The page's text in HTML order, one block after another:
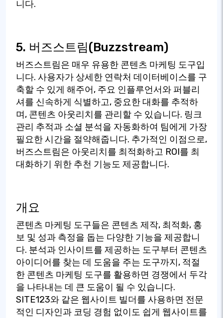
니다.
5. 버즈스트림(Buzzstream)
버즈스트림은 매우 유용한 콘텐츠 마케팅 도구입
니다. 사용자가 상세한 연락처 데이터베이스를 구
축할 수 있게 해주어, 주요 인플루언서와 퍼블리
셔를 신속하게 식별하고, 중요한 대화를 추적하
며, 콘텐츠 아웃리치를 관리할 수 있습니다. 링크
관리 추적과 소셜 분석을 자동화하여 팀에게 가장
필요한 시간을 절약해줍니다. 추가적인 이점으로,
버즈스트림은 아웃리치를 최적화하고 ROI를 최
대화하기 위한 추천 기능도 제공합니다.
개요
콘텐츠 마케팅 도구들은 콘텐츠 제작, 최적화, 홍
보 및 성과 측정을 돕는 다양한 기능을 제공합니
다. 분석과 인사이트를 제공하는 도구부터 콘텐츠
아이디어를 찾는 데 도움을 주는 도구까지, 적절
한 콘텐츠 마케팅 도구를 활용하면 경쟁에서 두각
을 나타내는 데 큰 도움이 될 수 있습니다.
SITE123와 같은 웹사이트 빌더를 사용하면 전문
적인 디자인과 코딩 경험 없이도 쉽게 웹사이트를